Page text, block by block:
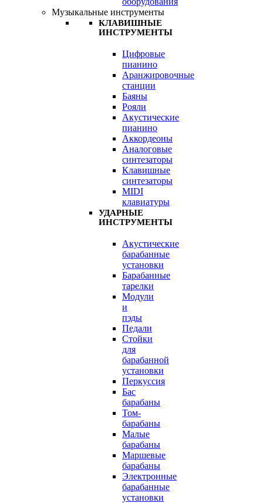
Музыкальные инструменты
КЛАВИШНЫЕ
ИНСТРУМЕНТЫ
Цифровые
пианино
Аранжировочные
станции
Баяны
Рояли
Акустические
пианино
Аккордеоны
Аналоговые
синтезаторы
Клавишные
синтезаторы
MIDI
клавиатуры
УДАРНЫЕ
ИНСТРУМЕНТЫ
Акустические
барабанные
установки
Барабанные
тарелки
Модули
и
пэды
Педали
Стойки
для
барабанной
установки
Перкуссия
Бас
барабаны
Том-
барабаны
Малые
барабаны
Маршевые
барабаны
Электронные
барабанные
установки